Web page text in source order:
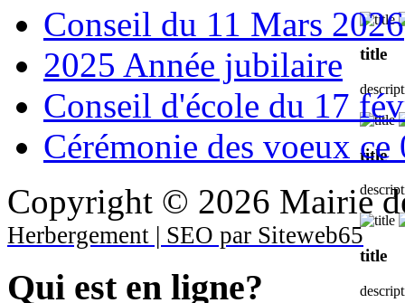
title
title
title
Conseil du 11 Mars 2026
2025 Année jubilaire
Conseil d'école du 17
Cérémonie des voeux
Copyright © 2026 Mairie
Herbergement | SEO par Siteweb65
Qui est en ligne?